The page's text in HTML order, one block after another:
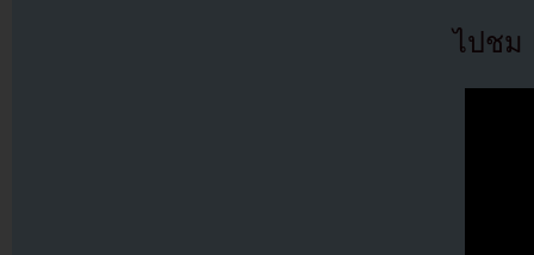
ไปชม